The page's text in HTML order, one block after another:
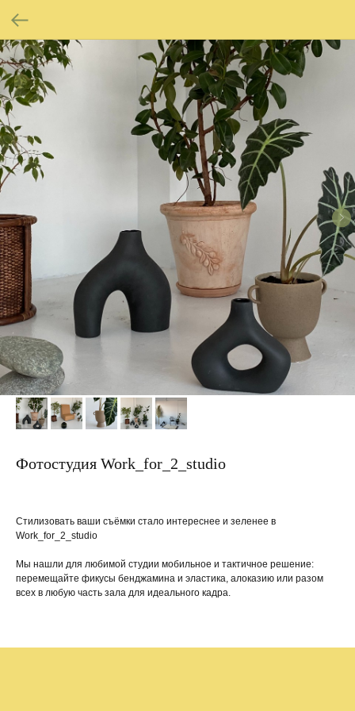
Фотостудия Work_for_2_studio
Стилизовать ваши съёмки стало интереснее и зеленее в
Work_for_2_studio
Мы нашли для любимой студии мобильное и тактичное решение:
перемещайте фикусы бенджамина и эластика, алоказию или разом
всех в любую часть зала для идеального кадра.